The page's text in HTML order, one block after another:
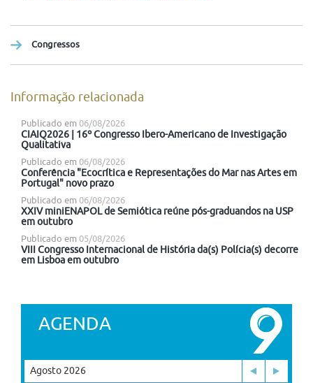
Congressos
Informação relacionada
Publicado em 06/08/2026
CIAIQ2026 | 16º Congresso Ibero-Americano de Investigação
Qualitativa
Publicado em 06/08/2026
Conferência "Ecocrítica e Representações do Mar nas Artes em
Portugal" novo prazo
Publicado em 06/08/2026
XXIV miniENAPOL de Semiótica reúne pós-graduandos na USP
em outubro
Publicado em 05/08/2026
VIII Congresso Internacional de História da(s) Polícia(s) decorre
em Lisboa em outubro
AGENDA
Agosto 2026